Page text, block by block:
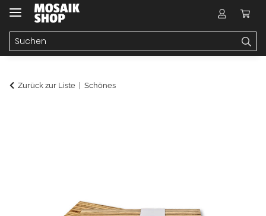
Zurück zur Liste Schönes